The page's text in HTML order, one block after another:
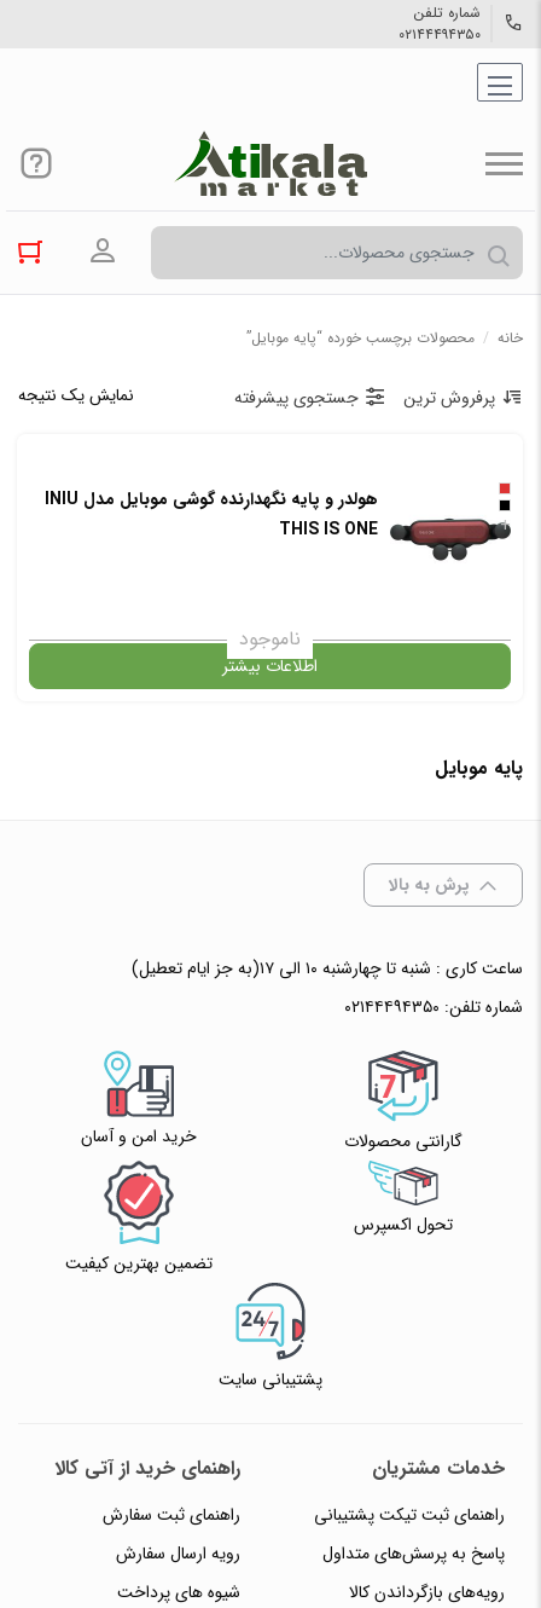
شماره تلفن
۰۲۱۴۴۴۹۴۳۵۰
ورود به
خانه / محصولات برچسب خورده “پایه موبایل”
نمایش یک نتیجه پرفروش ترین جستجوی پیشرفته
+
هولدر و پایه نگهدارنده گوشی موبایل مدل INIU
THIS IS ONE
ناموجود
اطلاعات بیشتر
در حال حاضر این محصول در انبار موجود نیست و در دسترس نمی باشد.
پایه موبایل
پرش به بالا
ساعت کاری : شنبه تا چهارشنبه ۱۰ الی ۱۷(به جز ایام تعطیل)
شماره تلفن: ۰۲۱۴۴۴۹۴۳۵۰
گارانتی محصولات خرید امن و آسان
تحول اکسپرس
تضمین بهترین کیفیت
پشتیبانی سایت
خدمات مشتریان
راهنمای ثبت تیکت پشتیبانی
پاسخ به پرسش‌های متداول
رویه‌های بازگرداندن کالا
راهنمای خرید از آتی کالا
راهنمای ثبت سفارش
رویه ارسال سفارش
شیوه های پرداخت